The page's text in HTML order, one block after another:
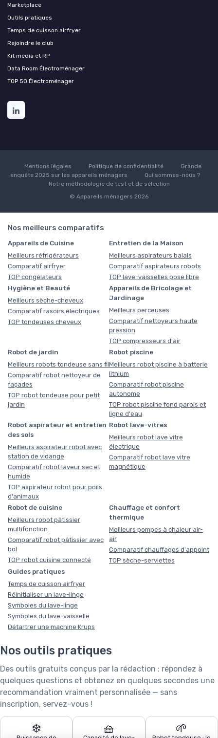
Marketplace
Outils pratiques
Temps de cuisson airfryer
Rejoindre le club
Kit média et RP
Data Room Électroménager
TOP 50 Électroménager
Mentions légales Politique de confidentialité
Grande
enquête 2025 sur les appareils ménagers
Qui sommes-nous ?
Notre méthodologie de test et de sélection
© Appareils ménagers 2026
Nos meilleurs comparatifs
Appareils de Cuisine
Meilleurs réfrigérateurs
Comparatif airfryer
TOP congélateurs
Entretien de la Maison
Meilleurs aspirateurs balais
Comparatif aspirateurs robots
TOP lave-vaisselles pose libre
Hygiène et Beauté
Meilleurs sèche-cheveux
Comparatif rasoirs électriques
TOP tondeuses cheveux
Appareils de Bricolage et
Jardinage
Meilleurs perceuses
Comparatif nettoyeurs haute
pression
TOP compresseurs d'air
Robot de jardin
Meilleurs robots tondeuse sans fil
Comparatif robot nettoyeur de
façades
TOP robot tondeuse pour petit
jardin
Robot piscine
Meilleurs robot piscine à batterie
lithium
Comparatif robot piscine
autonome
TOP robot piscine fond parois et
ligne d'eau
Robot aspirateur et entretien
des sols
Meilleurs aspirateur robot avec
station de vidange
Comparatif robot laveur sec et
humide
TOP aspirateur robot pour poils
d'animaux
Robot lave-vitres
Meilleurs robot lave vitre
électrique
Comparatif robot lave vitre
magnétique
Robot de cuisine
Meilleurs robot pâtissier
multifonction
Comparatif robot pâtissier avec
bol
TOP robot cuisine connecté
Chauffage et confort
thermique
Meilleurs pompes à chaleur air-
air
Comparatif chauffages d'appoint
TOP sèche-serviettes
Guides pratiques
Temps de cuisson airfryer
Réinitialiser un lave-linge
Symboles du lave-linge
Symboles du lave-vaisselle
Détartrer une machine Krups
Nos outils pratiques
Des outils gratuits conçus par la rédaction : répondez à
quelques questions et obtenez en quelques secondes une
recommandation vraiment personnalisée — sans
inscription, servez-vous !
❄️ 🧺 🌱